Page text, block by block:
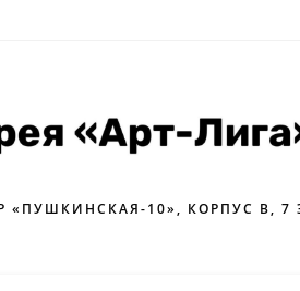
«ПУШКИНСКАЯ-10», КОРПУС В, 7